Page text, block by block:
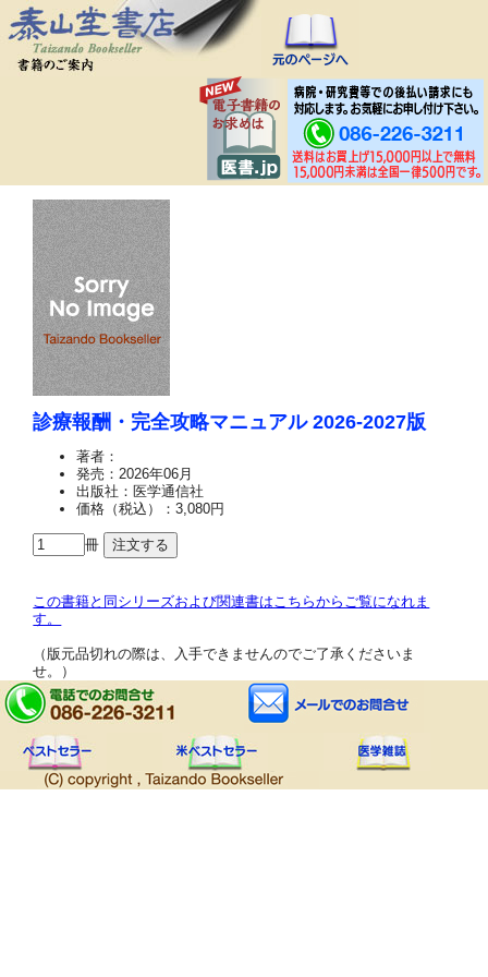
診療報酬・完全攻略マニュアル 2026-2027版
著者：
発売：2026年06月
出版社：医学通信社
価格（税込）：3,080円
冊
この書籍と同シリーズおよび関連書はこちらからご覧になれま
す。
（版元品切れの際は、入手できませんのでご了承くださいま
せ。）